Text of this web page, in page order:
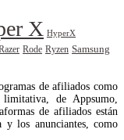
X HyperX
Rode Ryzen Samsung
de afiliados como
de Appsumo,
de afiliados están
y los anunciantes, como